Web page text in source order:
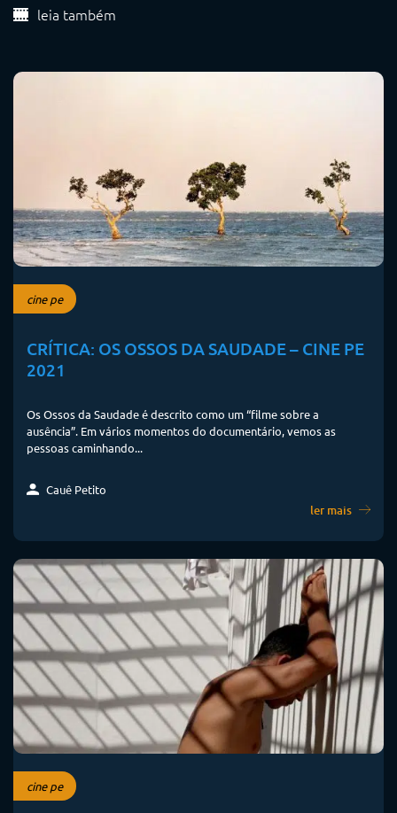
leia também
cine pe
CRÍTICA: OS OSSOS DA SAUDADE – CINE PE
2021
Os Ossos da Saudade é descrito como um “filme sobre a
ausência”. Em vários momentos do documentário, vemos as
pessoas caminhando...
Cauê Petito
ler mais
cine pe